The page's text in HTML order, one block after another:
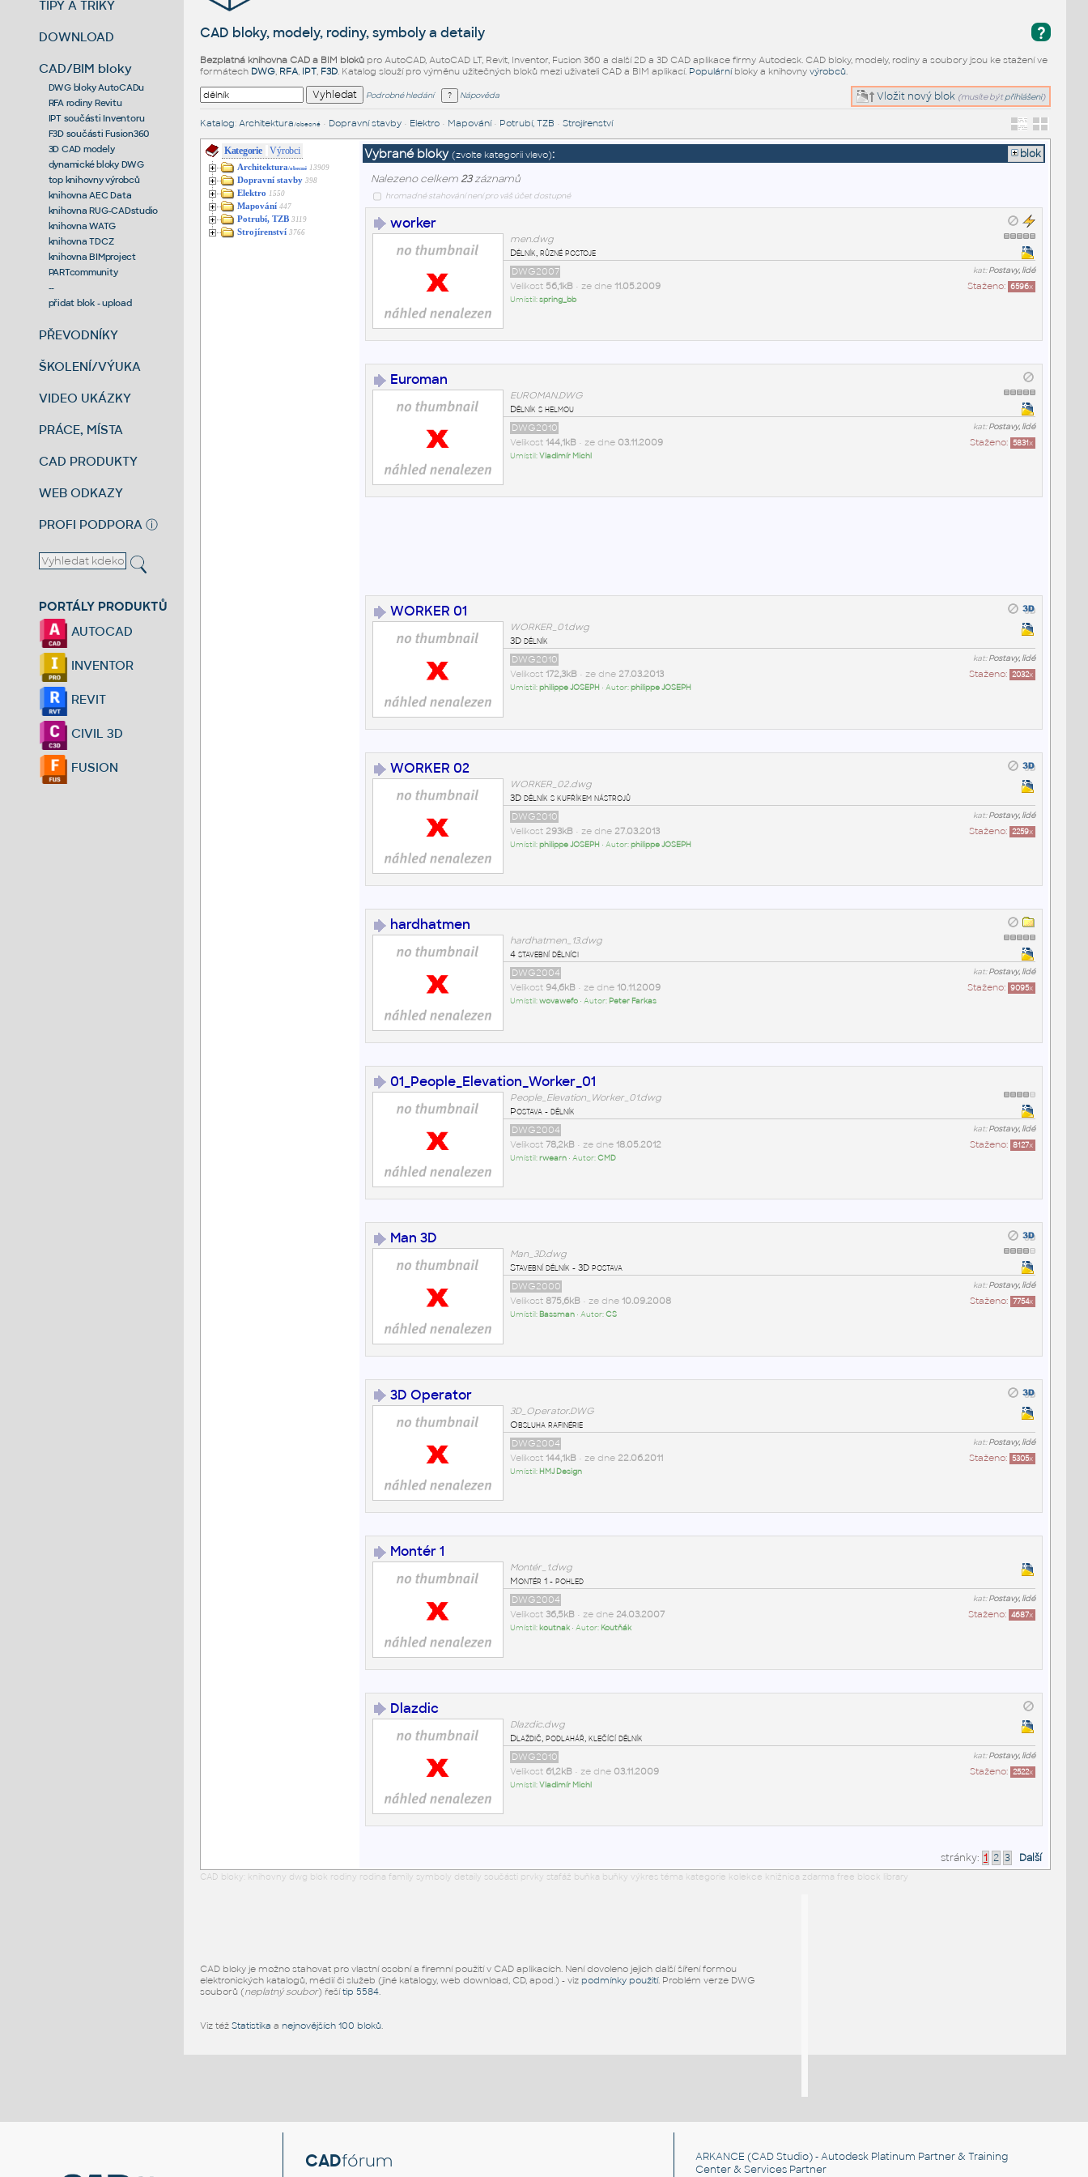
TIPY A TRIKY
DOWNLOAD
CAD/BIM bloky
DWG bloky AutoCADu
RFA rodiny Revitu
IPT součásti Inventoru
F3D součásti Fusion360
3D CAD modely
dynamické bloky DWG
top knihovny výrobců
knihovna AEC Data
knihovna RUG-CADstudio
knihovna WATG
knihovna TDCZ
knihovna BIMproject
PARTcommunity
--
přidat blok - upload
PŘEVODNÍKY
ŠKOLENÍ/VÝUKA
VIDEO UKÁZKY
PRÁCE, MÍSTA
CAD PRODUKTY
WEB ODKAZY
PROFI PODPORA ⓘ
PORTÁLY PRODUKTŮ
AUTOCAD
INVENTOR
REVIT
CIVIL 3D
FUSION
?
CAD bloky, modely, rodiny, symboly a detaily
Bezplatná knihovna CAD a BIM blokůpro AutoCAD, AutoCAD LT, Revit, Inventor, Fusion 360 a další 2D a 3D CAD aplikace firmy Autodesk. CAD bloky, modely, rodiny a soubory jsou ke stažení ve
formátech DWG, RFA, IPT, F3D. Katalog slouží pro výměnu užitečných bloků mezi uživateli CAD a BIM aplikací. Populárníbloky a knihovny výrobců.
Vložit nový blok (musíte být přihlášeni)
Podrobné hledání Nápověda
Katalog: Architektura /obecné• Dopravní stavby• Elektro• Mapování• Potrubí, TZB • Strojírenství
Kategorie Výrobci
Architektura/obecné 13909
Dopravní stavby 398
Elektro 1550
Mapování 447
Potrubí, TZB 3119
Strojírenství 3766
Vybrané bloky (zvolte kategorii vlevo):
blok
Nalezeno celkem 23záznamů
hromadné stahování není pro váš účet dostupné
worker
men.dwg
Dělník, různé postoje
kat:Postavy, lidé
DWG2007
Staženo: 6596x
Velikost 56,1kB• ze dne 11.05.2009
Umístil:spring_bb
Euroman
EUROMAN.DWG
Dělník s helmou
kat:Postavy, lidé
DWG2010
Staženo: 5831x
Velikost 144,1kB• ze dne 03.11.2009
Umístil:Vladimír Michl
WORKER 01
WORKER_01.dwg
3D dělník
kat:Postavy, lidé
DWG2010
Staženo: 2032x
Velikost 172,3kB• ze dne 27.03.2013
Umístil:philippe JOSEPH • Autor:philippe JOSEPH
WORKER 02
WORKER_02.dwg
3D dělník s kufříkem nástrojů
kat:Postavy, lidé
DWG2010
Staženo: 2259x
Velikost 293kB• ze dne 27.03.2013
Umístil:philippe JOSEPH • Autor:philippe JOSEPH
hardhatmen
hardhatmen_13.dwg
4 stavební dělníci
kat:Postavy, lidé
DWG2004
Staženo: 9095x
Velikost 94,6kB• ze dne 10.11.2009
Umístil:wovawefo• Autor: Peter Farkas
01_People_Elevation_Worker_01
People_Elevation_Worker_01.dwg
Postava - dělník
kat:Postavy, lidé
DWG2004
Staženo: 8127x
Velikost 78,2kB• ze dne 18.05.2012
Umístil:rwearn• Autor:CMD
Man 3D
Man_3D.dwg
Stavební dělník - 3D postava
kat:Postavy, lidé
DWG2000
Staženo: 7754x
Velikost 875,6kB• ze dne 10.09.2008
Umístil: Bassman• Autor:CS
3D Operator
3D_Operator.DWG
Obsluha rafinérie
kat:Postavy, lidé
DWG2004
Staženo: 5305x
Velikost 144,1kB• ze dne 22.06.2011
Umístil: HMJ Design
Montér 1
Montér_1.dwg
Montér 1 - pohled
kat:Postavy, lidé
DWG2004
Staženo: 4687x
Velikost 36,5kB• ze dne 24.03.2007
Umístil: koutnak• Autor: Koutňák
Dlazdic
Dlazdic.dwg
Dlaždič, podlahář, klečící dělník
kat:Postavy, lidé
DWG2010
Staženo: 2522x
Velikost 61,2kB• ze dne 03.11.2009
Umístil:Vladimír Michl
stránky: 1 2 3 Další
CAD bloky: knihovny dwg blok rodiny rodina family symboly detaily součásti prvky stafáž buňka buňky výkres téma kategorie kolekce knižnica zdarma free block library
CAD bloky je možno stahovat pro vlastní osobní a firemní použití v CAD aplikacích. Není dovoleno jejich další šíření formou
elektronických katalogů, médií či služeb (jiné katalogy, web download, CD, apod.) - viz podmínky použití. Problém verze DWG
souborů (neplatný soubor) řešítip 5584.
Viz též Statistika a nejnovějších 100 bloků.
CADfórum ARKANCE (CAD Studio) - Autodesk Platinum Partner & Training
Center & Services Partner